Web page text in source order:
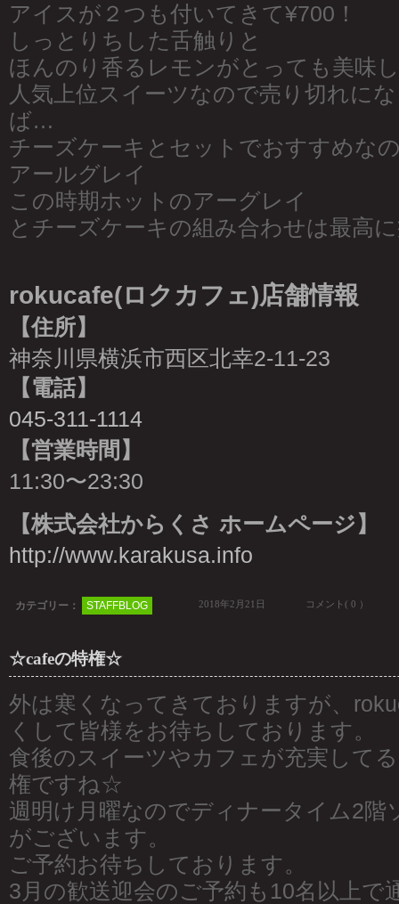
アイスが２つも付いてきて¥700！
しっとりちした舌触りと
ほんのり香るレモンがとっても美味
人気上位スイーツなので売り切れに
ば…
チーズケーキとセットでおすすめな
アールグレイ
この時期ホットのアーグレイ
とチーズケーキの組み合わせは最高
rokucafe(ロクカフェ)店舗情報
【住所】
神奈川県横浜市西区北幸2-11-23
【電話】
045-311-1114
【営業時間】
11:30〜23:30
【株式会社からくさ ホームページ】
http://www.karakusa.info
カテゴリー： STAFFBLOG 2018年2月21日 コメント( 0 ）
☆cafeの特権☆
外は寒くなってきておりますが、
くして皆様をお待ちしております。
食後のスイーツやカフェが充実して
権ですね☆
週明け月曜なのでディナータイム2階
がございます。
ご予約お待ちしております。
3月の歓送迎会のご予約も10名以上で